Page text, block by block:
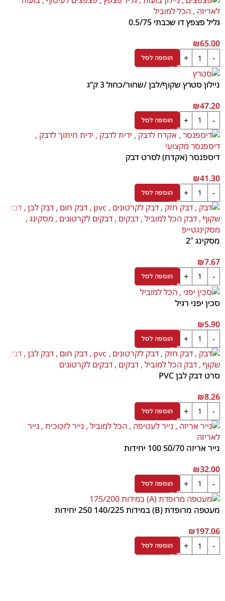
גליל פצפץ דו שכבתי 0.5/75
₪65.00
הוספה לסל
ניילון סטרץ שקוף/לבן /שחור/כחול 3 ק”ג
₪47.20
הוספה לסל
דיספנסר (אקדח) לסרט דבק
₪41.30
הוספה לסל
מסקינג 2″
₪7.67
הוספה לסל
סכין יפני רגיל
₪5.90
הוספה לסל
סרט דבק לבן PVC
₪8.26
הוספה לסל
נייר אריזה 50/70 100 יחידות
₪32.00
הוספה לסל
מעטפה מרופדת (B) במידות 140/225 250 יחידות
₪197.06
הוספה לסל